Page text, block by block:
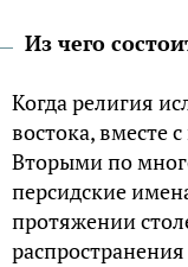
Из чего
Когда религия
востока, вместе
Вторыми по
персидские
протяжении